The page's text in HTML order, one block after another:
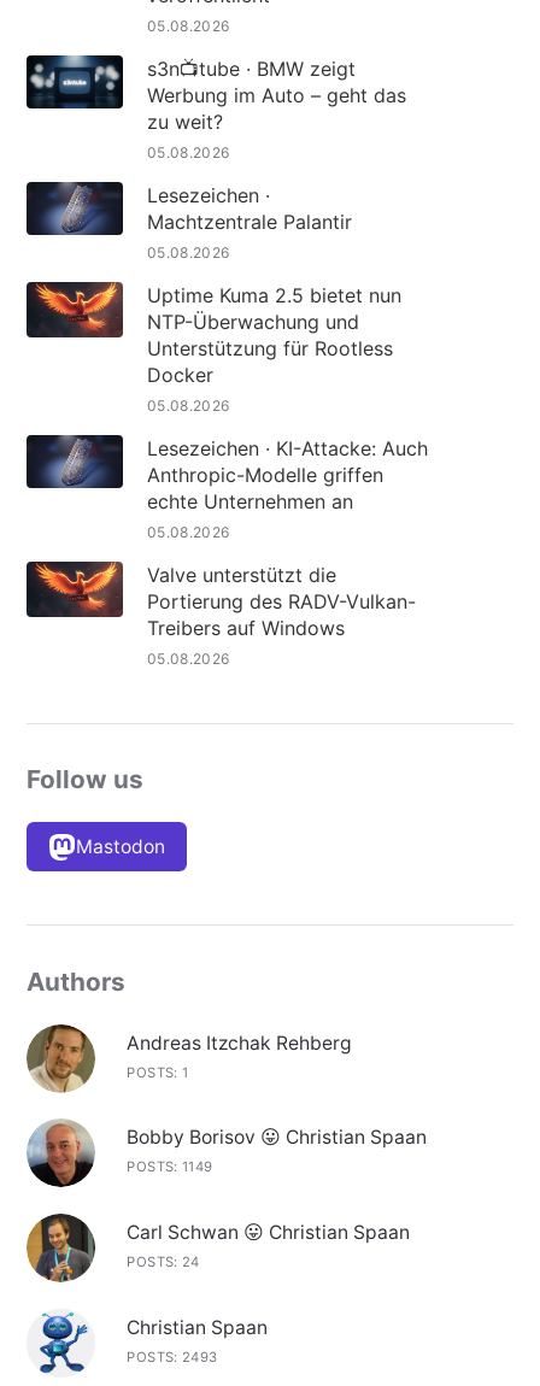
05.08.2026
s3n📺tube · BMW zeigt
Werbung im Auto – geht das
zu weit?
05.08.2026
Lesezeichen ·
Machtzentrale Palantir
05.08.2026
Uptime Kuma 2.5 bietet nun
NTP-Überwachung und
Unterstützung für Rootless
Docker
05.08.2026
Lesezeichen · KI-Attacke: Auch
Anthropic-Modelle griffen
echte Unternehmen an
05.08.2026
Valve unterstützt die
Portierung des RADV-Vulkan-
Treibers auf Windows
05.08.2026
Follow us
Mastodon
Authors
Andreas Itzchak Rehberg
POSTS: 1
Bobby Borisov 😛 Christian Spaan
POSTS: 1149
Carl Schwan 😛 Christian Spaan
POSTS: 24
Christian Spaan
POSTS: 2493